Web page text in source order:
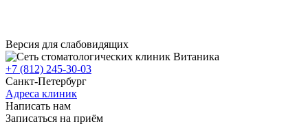
Версия для слабовидящих
+7 (812) 245-30-03
Санкт-Петербург
Адреса клиник
Написать нам
Записаться на приём